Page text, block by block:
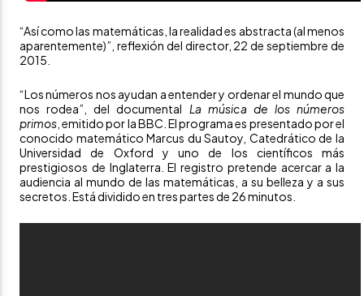
“Así como las matemáticas, la realidad es abstracta (al menos
aparentemente)”, reflexión del director, 22 de septiembre de
2015.
“Los números nos ayudan a entender y ordenar el mundo que
nos rodea”, del documental La música de los números
primos , emitido por la BBC. El programa es presentado por el
conocido matemático Marcus du Sautoy, Catedrático de la
Universidad de Oxford y uno de los cientí­ficos más
prestigiosos de Inglaterra. El registro pretende acercar a la
audiencia al mundo de las matemáticas, a su belleza y a sus
secretos. Está dividido en tres partes de 26 minutos.